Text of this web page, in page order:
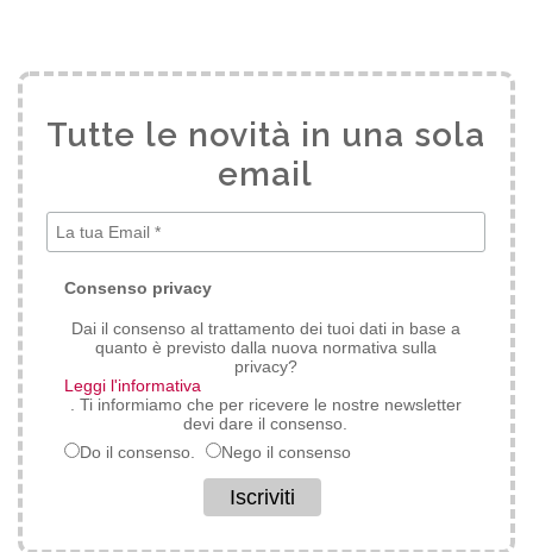
Tutte le novità in una sola
email
Consenso privacy
Dai il consenso al trattamento dei tuoi dati in base a
quanto è previsto dalla nuova normativa sulla
privacy?
Leggi l'informativa
. Ti informiamo che per ricevere le nostre newsletter
devi dare il consenso.
Do il consenso.
Nego il consenso